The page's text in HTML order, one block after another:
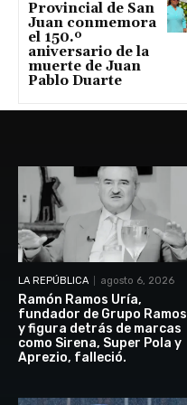
Provincial de San
Juan conmemora
el 150.º
aniversario de la
muerte de Juan
Pablo Duarte
LA REPÚBLICA agosto 6, 2026
Ramón Ramos Uría,
fundador de Grupo Ramos
y figura detrás de marcas
como Sirena, Super Pola y
Aprezio, falleció.